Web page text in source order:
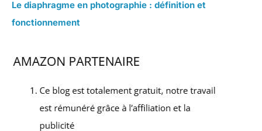
Le diaphragme en photographie : définition et
fonctionnement